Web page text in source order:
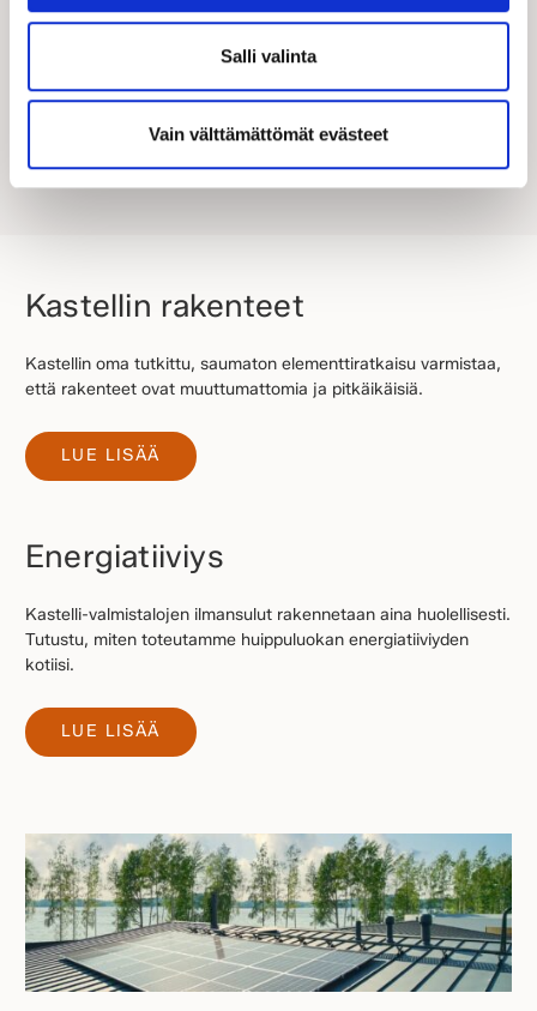
Salli valinta
Vain välttämättömät evästeet
samoissa käsissä, tieto kulkee saumattomasti ja toteutus
onnistuu halutulla tavalla. Myös yksilölliset muutokset voidaan
Kastellin rakenteet
Kastellin oma tutkittu, saumaton elementtiratkaisu varmistaa,
että rakenteet ovat muuttumattomia ja pitkäikäisiä.
LUE LISÄÄ
Energiatiiviys
Kastelli-valmistalojen ilmansulut rakennetaan aina huolellisesti.
Tutustu, miten toteutamme huippuluokan energiatiiviyden
kotiisi.
LUE LISÄÄ